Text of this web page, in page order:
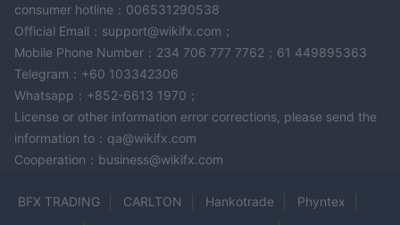
consumer hotline：006531290538
Official Email：support@wikifx.com；
Mobile Phone Number：234 706 777 7762；61 449895363
Telegram：+60 103342306
Whatsapp：+852-6613 1970；
License or other information error corrections, please send the
information to：qa@wikifx.com
Cooperation：business@wikifx.com
BFX TRADING CARLTON Hankotrade
Phyntex